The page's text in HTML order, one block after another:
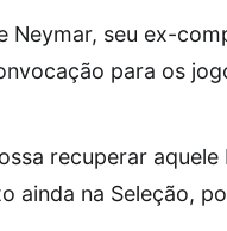
seu ex-
para os
recuperar
ainda na Seleção,